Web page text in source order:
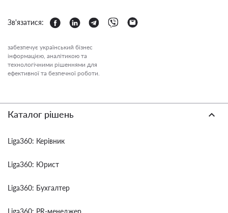
Зв'язатися:
забезпечує український бізнес
інформацією, аналітикою та
технологічними рішеннями для
ефективної та безпечної роботи.
Каталог рішень
Liga360: Керівник
Liga360: Юрист
Liga360: Бухгалтер
Liga360: PR-менеджер